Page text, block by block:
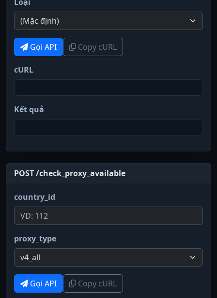
Gọi API Copy cURL
cURL
Kết quả
POST /check_proxy_available
country_id
proxy_type
Gọi API Copy cURL